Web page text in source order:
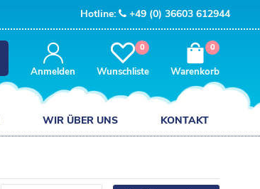
Hotline: +49 (0) 36603 612944
Anmelden
0
Wunschliste
0
Warenkorb
KONTAKT
WIR ÜBER UNS